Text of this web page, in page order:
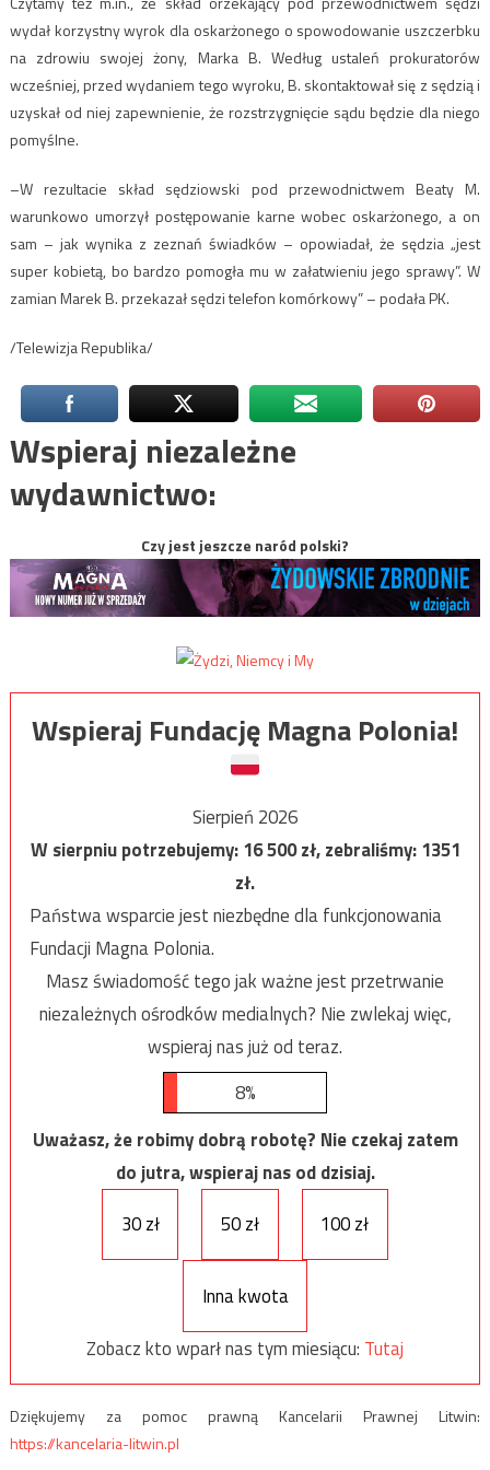
wydał korzystny wyrok dla oskarżonego o spowodowanie uszczerbku
na zdrowiu swojej żony, Marka B. Według ustaleń prokuratorów
wcześniej, przed wydaniem tego wyroku, B. skontaktował się z sędzią i
uzyskał od niej zapewnienie, że rozstrzygnięcie sądu będzie dla niego
pomyślne.
–W rezultacie skład sędziowski pod przewodnictwem Beaty M.
warunkowo umorzył postępowanie karne wobec oskarżonego, a on
sam – jak wynika z zeznań świadków – opowiadał, że sędzia „jest
super kobietą, bo bardzo pomogła mu w załatwieniu jego sprawy”. W
zamian Marek B. przekazał sędzi telefon komórkowy” – podała PK.
/Telewizja Republika/
Wspieraj niezależne
wydawnictwo:
Czy jest jeszcze naród polski?
Wspieraj Fundację Magna Polonia!
Sierpień 2026
W sierpniu potrzebujemy:16 500zł, zebraliśmy:1351
zł.
Państwa wsparcie jest niezbędne dla funkcjonowania
Fundacji Magna Polonia.
Masz świadomość tego jak ważne jest przetrwanie
niezależnych ośrodków medialnych? Nie zwlekaj więc,
wspieraj nas już od teraz.
8%
Uważasz, że robimy dobrą robotę? Nie czekaj zatem
do jutra, wspieraj nas od dzisiaj.
30 zł
50 zł 100 zł
Inna kwota
Zobacz kto wparł nas tym miesiącu: Tutaj
Dziękujemy za pomoc prawną Kancelarii Prawnej Litwin:
https://kancelaria-litwin.pl